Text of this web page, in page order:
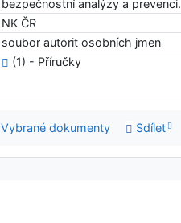
bezpečnostní analýzy a prevenci.
NK ČR
soubor autorit osobních jmen
(1) - Příručky
Vybrané dokumenty Sdílet